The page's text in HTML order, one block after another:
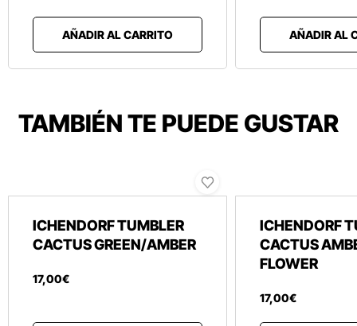
AÑADIR AL CARRITO AÑADIR AL
TAMBIÉN TE PUEDE GUSTAR
ICHENDORF TUMBLER
CACTUS GREEN/AMBER
17,00€
ICHENDORF
CACTUS
FLOWER
17,00€